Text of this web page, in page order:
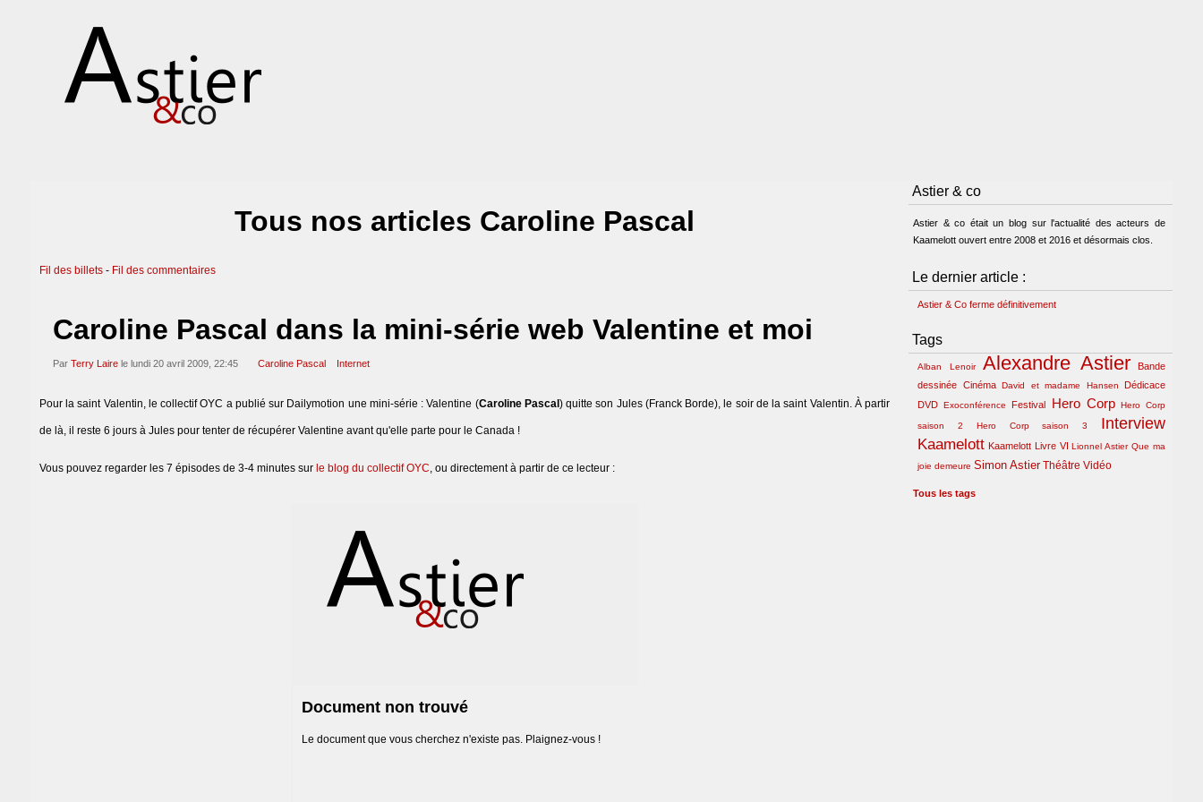
Tous nos articles Caroline Pascal
Fil des billets - Fil des commentaires
Caroline Pascal dans la mini-série web Valentine et moi
Par Terry Laire le lundi 20 avril 2009, 22:45 Caroline Pascal Internet
Pour la saint Valentin, le collectif OYC a publié sur Dailymotion une mini-série : Valentine (Caroline Pascal ) quitte son Jules (Franck Borde), le soir de la saint Valentin. À partir
de là, il reste 6 jours à Jules pour tenter de récupérer Valentine avant qu'elle parte pour le Canada !
Vous pouvez regarder les 7 épisodes de 3-4 minutes sur le blog du collectif OYC, ou directement à partir de ce lecteur :
Astier & co
Astier & co était un blog sur l'actualité des acteurs de
Kaamelott ouvert entre 2008 et 2016 et désormais clos.
Le dernier article :
Astier & Co ferme définitivement
Tags
Alban Lenoir Alexandre Astier
Bande
dessinée Cinéma David et madame Hansen
Dédicace
DVD Exoconférence Festival Hero Corp Hero Corp
saison 2 Hero Corp saison 3 Interview
Kaamelott Kaamelott Livre VI Lionnel Astier Que ma
joie demeure Simon Astier Théâtre Vidéo
Tous les tags